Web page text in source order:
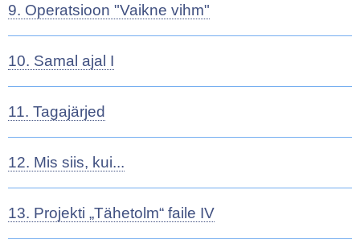
9. Operatsioon "Vaikne vihm"
10. Samal ajal I
11. Tagajärjed
12. Mis siis, kui...
13. Projekti „Tähetolm“ faile IV